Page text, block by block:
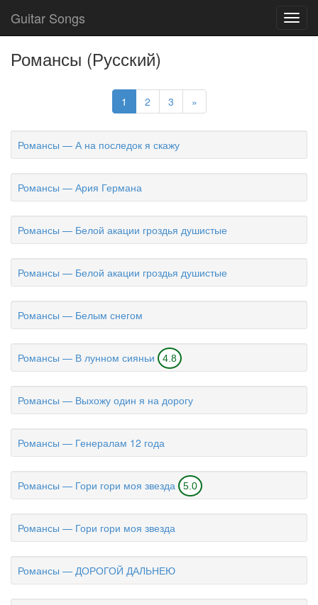
Guitar Songs
Романсы (Русский)
1 2 3 »
Романсы — А на последок я скажу
Романсы — Ария Германа
Романсы — Белой акации гроздья душистые
Романсы — Белой акации гроздья душистые
Романсы — Белым снегом
Романсы — В лунном сияньи 4.8
Романсы — Выхожу один я на дорогу
Романсы — Генералам 12 года
Романсы — Гори гори моя звезда 5.0
Романсы — Гори гори моя звезда
Романсы — ДОРОГОЙ ДАЛЬНЕЮ